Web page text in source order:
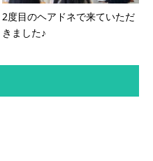
2度目のヘアドネで来ていただ
きました♪